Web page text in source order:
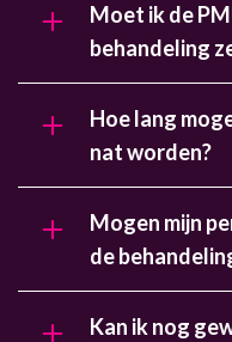
Moet ik de
behandeling
Hoe lang
nat worden?
Mogen mijn
de
Kan ik nog